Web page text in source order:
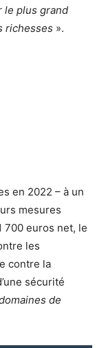
le plus grand
richesses ».
en 2022 – à un
mesures
700 euros net, le
les
contre la
sécurité
de